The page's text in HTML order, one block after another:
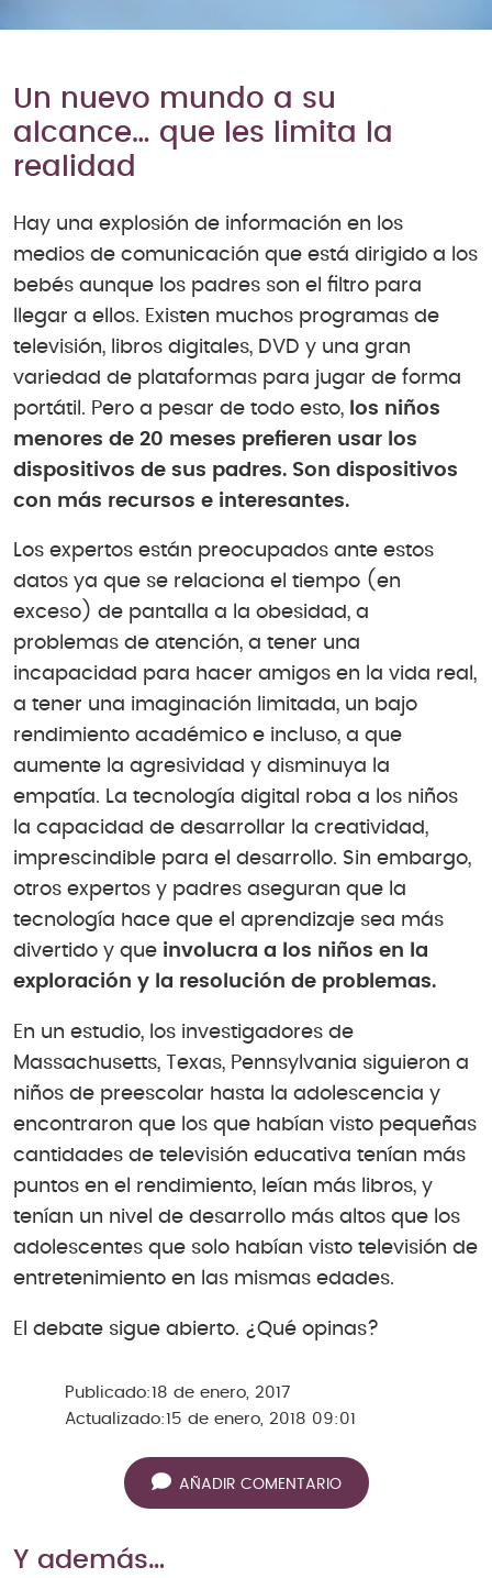
Un nuevo mundo a su
alcance… que les limita la
realidad
Hay una explosión de información en los
medios de comunicación que está dirigido a los
bebés aunque los padres son el filtro para
llegar a ellos. Existen muchos programas de
televisión, libros digitales, DVD y una gran
variedad de plataformas para jugar de forma
portátil. Pero a pesar de todo esto, los niños
menores de 20 meses prefieren usar los
dispositivos de sus padres. Son dispositivos
con más recursos e interesantes.
Los expertos están preocupados ante estos
datos ya que se relaciona el tiempo (en
exceso) de pantalla a la obesidad, a
problemas de atención, a tener una
incapacidad para hacer amigos en la vida real,
a tener una imaginación limitada, un bajo
rendimiento académico e incluso, a que
aumente la agresividad y disminuya la
empatía. La tecnología digital roba a los niños
la capacidad de desarrollar la creatividad,
imprescindible para el desarrollo. Sin embargo,
otros expertos y padres aseguran que la
tecnología hace que el aprendizaje sea más
divertido y que involucra a los niños en la
exploración y la resolución de problemas.
En un estudio, los investigadores de
Massachusetts, Texas, Pennsylvania siguieron a
niños de preescolar hasta la adolescencia y
encontraron que los que habían visto pequeñas
cantidades de televisión educativa tenían más
puntos en el rendimiento, leían más libros, y
tenían un nivel de desarrollo más altos que los
adolescentes que solo habían visto televisión de
entretenimiento en las mismas edades.
El debate sigue abierto. ¿Qué opinas?
Publicado:18 de enero, 2017
Actualizado:15 de enero, 2018 09:01
AÑADIR COMENTARIO
Y además…